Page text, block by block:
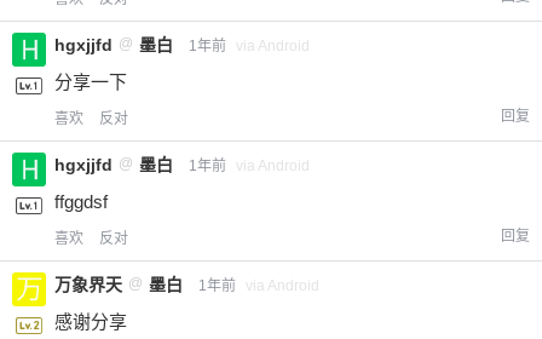
hgxjjfd @ 墨白 1年前 via Android
分享一下
喜欢 反对 回复
hgxjjfd @ 墨白 1年前 via Android
ffggdsf
喜欢 反对 回复
万象界天 @ 墨白 1年前 via Android
感谢分享